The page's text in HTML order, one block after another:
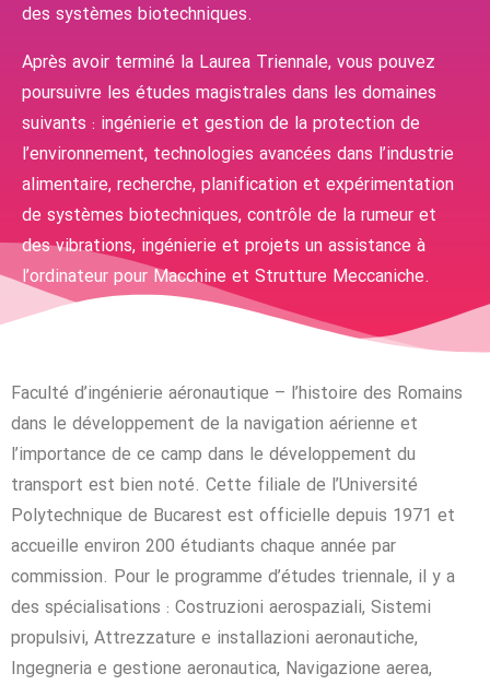
des systèmes biotechniques.
Après avoir terminé la Laurea Triennale, vous pouvez
poursuivre les études magistrales dans les domaines
suivants : ingénierie et gestion de la protection de
l’environnement, technologies avancées dans l’industrie
alimentaire, recherche, planification et expérimentation
de systèmes biotechniques, contrôle de la rumeur et
des vibrations, ingénierie et projets un assistance à
l’ordinateur pour Macchine et Strutture Meccaniche.
Faculté d’ingénierie aéronautique – l’histoire des Romains
dans le développement de la navigation aérienne et
l’importance de ce camp dans le développement du
transport est bien noté. Cette filiale de l’Université
Polytechnique de Bucarest est officielle depuis 1971 et
accueille environ 200 étudiants chaque année par
commission. Pour le programme d’études triennale, il y a
des spécialisations : Costruzioni aerospaziali, Sistemi
propulsivi, Attrezzature e installazioni aeronautiche,
Ingegneria e gestione aeronautica, Navigazione aerea,